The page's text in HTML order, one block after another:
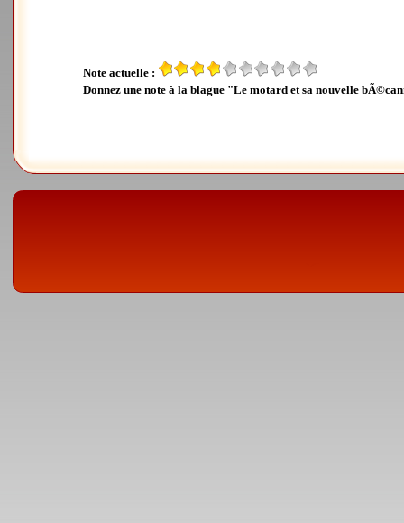
Note actuelle :
Donnez une note à la blague "Le motard et sa nouvelle